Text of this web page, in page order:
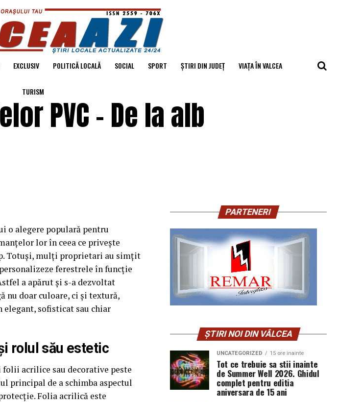
EXCLUSIV POLITICĂ LOCALĂ SOCIAL SPORT ȘTIRI DIN JUDEȚ VIAȚA ÎN VALCEA
TURISM
PVC – De la alb
o alegere populară pentru
lor în ceea ce privește
Totuși, mulți proprietari au simțit
ferestrele în funcție
a apărut și s-a dezvoltat
nu doar culoare, ci și textură,
sofisticat sau chiar
rolul său estetic
acrilice sau decorative peste
principal de a schimba aspectul
Folia acrilică este
PARTENERI
ȘTIRI NOI DIN VÂLCEA
UNCATEGORIZED 15 ore inainte
Tot ce trebuie sa stii inainte
de Summer Well 2026. Ghidul
complet pentru editia
aniversara de 15 ani